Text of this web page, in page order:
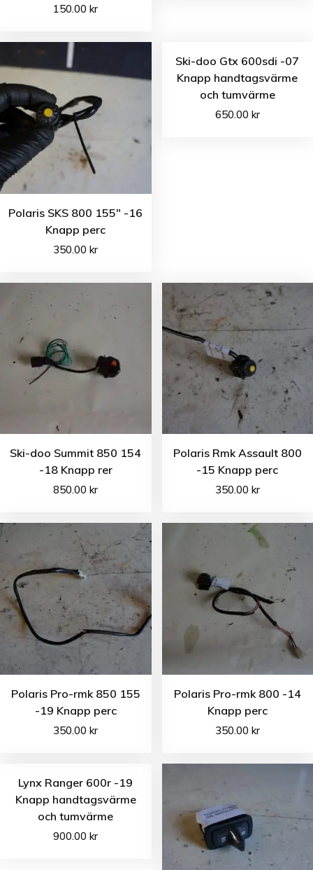
150.00kr
Polaris SKS 800 155″ -16
Knapp perc
350.00kr
Ski-doo Gtx 600sdi -07
Knapp handtagsvärme
och tumvärme
650.00 kr
Ski-doo Summit 850 154
-18 Knapp rer
850.00kr
Polaris Rmk Assault 800
-15 Knapp perc
350.00 kr
Polaris Pro-rmk 850 155
-19 Knapp perc
350.00kr
Polaris Pro-rmk 800 -14
Knapp perc
350.00 kr
Lynx Ranger 600r -19
Knapp handtagsvärme
och tumvärme
900.00kr